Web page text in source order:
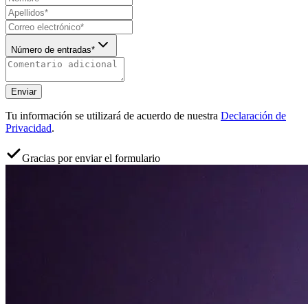
Número de entradas*
Enviar
Tu información se utilizará de acuerdo de nuestra Declaración de
Privacidad.
Gracias por enviar el formulario